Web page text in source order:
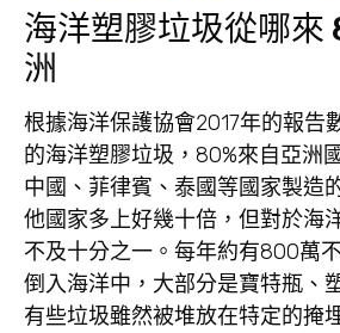
海洋塑膠垃圾從哪來
洲
根據海洋保護協會2017年的報告
的海洋塑膠垃圾，80%來自亞洲
中國、菲律賓、泰國等國家製造
他國家多上好幾十倍，但對於海
不及十分之一。每年約有800萬
倒入海洋中，大部分是寶特瓶、
有些垃圾雖然被堆放在特定的掩